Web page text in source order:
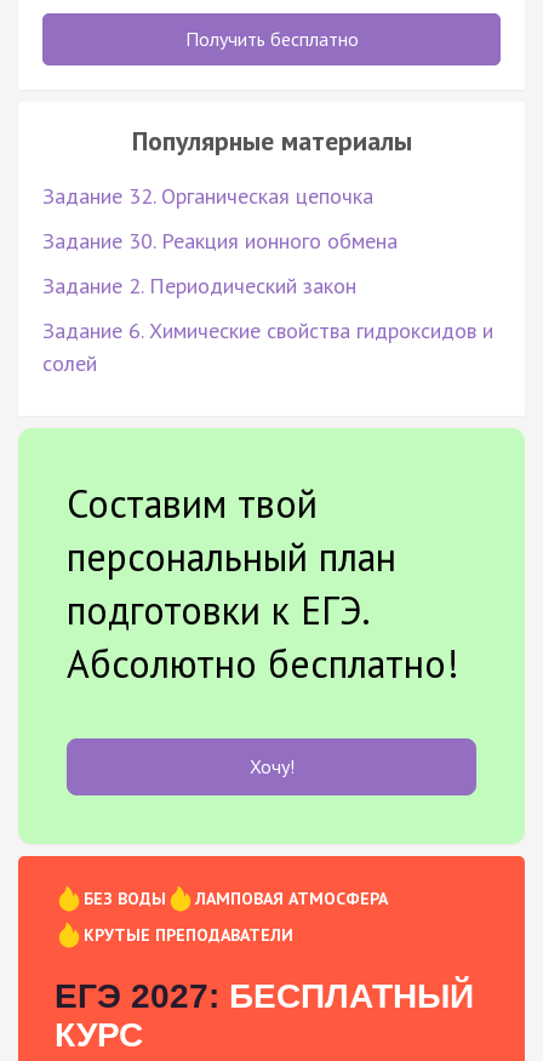
Получить бесплатно
Популярные материалы
Задание 32. Органическая цепочка
Задание 30. Реакция ионного обмена
Задание 2. Периодический закон
Задание 6. Химические свойства гидроксидов и
солей
Составим твой
персональный план
подготовки к ЕГЭ.
Абсолютно бесплатно!
Хочу!
БЕЗ ВОДЫ
ЛАМПОВАЯ АТМОСФЕРА
КРУТЫЕ ПРЕПОДАВАТЕЛИ
ЕГЭ 2027: БЕСПЛАТНЫЙ
КУРС